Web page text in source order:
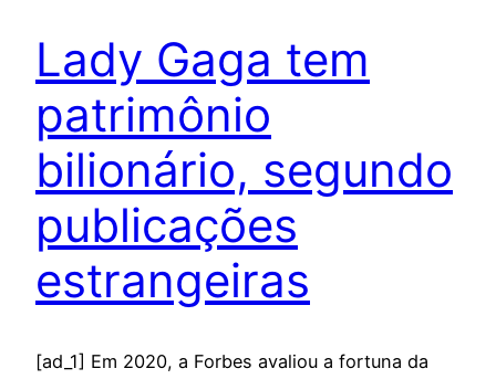
Lady Gaga tem
patrimônio
bilionário, segundo
publicações
estrangeiras
[ad_1] Em 2020, a Forbes avaliou a fortuna da